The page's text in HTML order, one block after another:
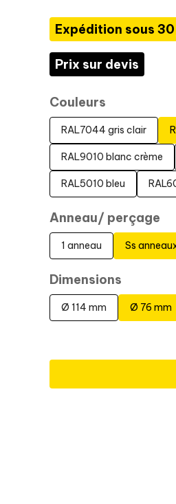
Expédition sous
Prix sur devis
Couleurs
RAL7044 gris clair
RAL9010 blanc crème
RAL5010 bleu
Anneau/ perçage
1 anneau Ss
Dimensions
Ø 114 mm Ø 76 mm